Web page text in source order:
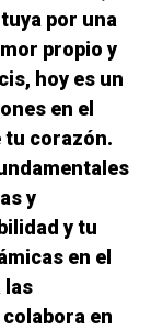
por una
propio y
hoy es un
en el
tu corazón.
y
y tu
en el
las
en